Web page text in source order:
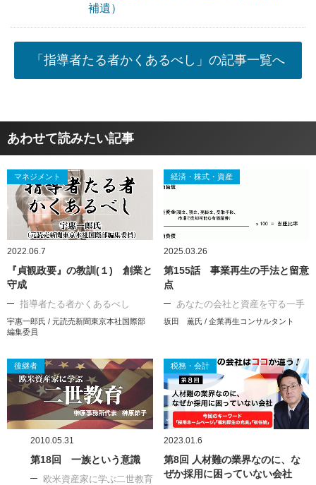
補遺）
「指導者たる者かくあるべし」の記事一覧へ
あわせて読みたい記事
マネジメント
2022.06.7
『貞観政要』の教訓(１) 創業と
守成
指導者たる者かくあるべし
宇惠一郎氏 / 元読売新聞東京本社国際部
編集委員
経済・株式・資産
2025.03.26
第155話 事業再生の手法と留意
点
あなたの会社と資産を守る一手
坂田 薫氏 / 企業再生コンサルタント
後継者
2010.05.31
第18回 一族という意識
欧米資産家に学ぶ二世教育
税務・会計
2023.01.6
第8回 人材難の業界なのに、な
ぜか採用に困っていない会社